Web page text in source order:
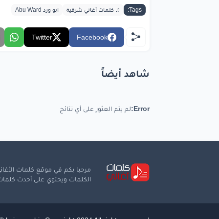
Tags: ♫ كلمات أغاني شرقية ابو ورد Abu Ward
Facebook
Twitter
شاهد أيضاً
Error: لم يتم العثور على أي نتائج
مرحبا بكم في موقع كلمات
الكلمات ويحتوي على أحدث كلمات